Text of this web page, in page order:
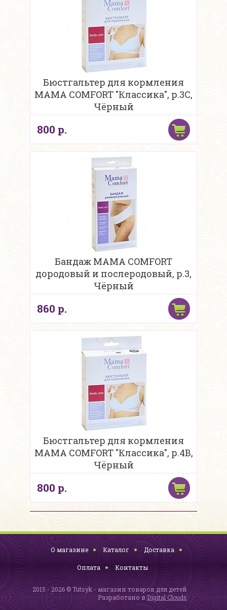
Бюстгальтер для кормления
MAMA COMFORT "Классика", р.3С,
Чёрный
800 р.
Бандаж MAMA COMFORT
дородовый и послеродовый, р.3,
Чёрный
860 р.
Бюстгальтер для кормления
MAMA COMFORT "Классика", р.4В,
Чёрный
800 р.
О магазине Каталог Доставка
Оплата Контакты
2015 - 2026 © Tutsyk - магазин товаров для детей
Разработано в Digital Clouds